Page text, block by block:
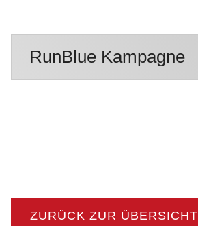
RunBlue Kampagne
ZURÜCK ZUR ÜBERSICHT